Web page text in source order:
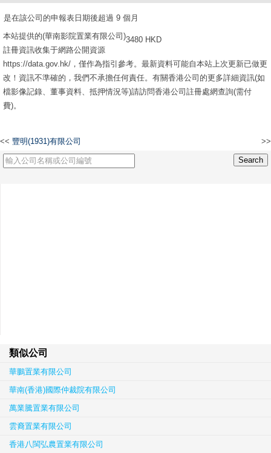
是在該公司的申報表日期後超過 9 個月
3480 HKD
本站提供的(華南影院置業有限公司)
註冊資訊收集于網路公開資源
https://data.gov.hk/，僅作為指引參考。最新資料可能自本站上次更新已做更
改！資訊不準確的，我們不承擔任何責任。有關香港公司的更多詳細資訊(如
檔影像記錄、董事資料、抵押情況等)請訪問香港公司註冊處網查詢(需付
費)。
<< 豐明(1931)有限公司 >>
類似公司
華鵬置業有限公司
華南(香港)國際仲裁院有限公司
萬業騰置業有限公司
雲裔置業有限公司
香港八閩弘農置業有限公司